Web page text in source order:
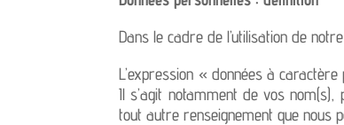
Dans le cadre de l’utilisation de
L’expression « données à
Il s’agit notamment de vos
tout autre renseignement que nous